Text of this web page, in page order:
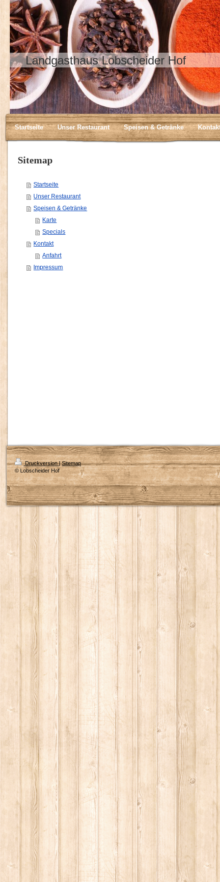
Landgasthaus Lobscheider Hof
Startseite Unser Restaurant Speisen & Getränke
Sitemap
Startseite
Unser Restaurant
Speisen & Getränke
Karte
Specials
Kontakt
Anfahrt
Impressum
Druckversion| Sitemap
© Lobscheider Hof